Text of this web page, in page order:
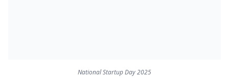
National Startup Day 2025